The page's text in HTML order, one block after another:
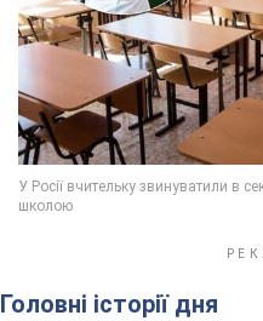
Головні історії дня